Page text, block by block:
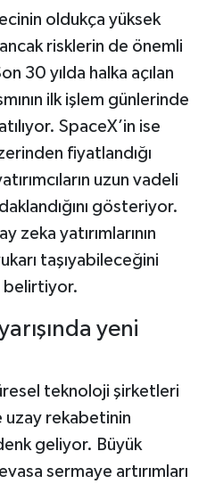
oldukça yüksek
risklerin de önemli
30 yılda halka açılan
ilk işlem günlerinde
SpaceX’in ise
fiyatlandığı
uzun vadeli
gösteriyor.
zeka yatırımlarının
taşıyabileceğini
belirtiyor.
yeni
teknoloji şirketleri
uzay rekabetinin
geliyor. Büyük
sermaye artırımları